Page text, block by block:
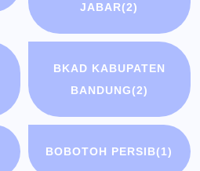
JABAR(2)
BKAD KABUPATEN
BANDUNG(2)
BOBOTOH PERSIB(1)